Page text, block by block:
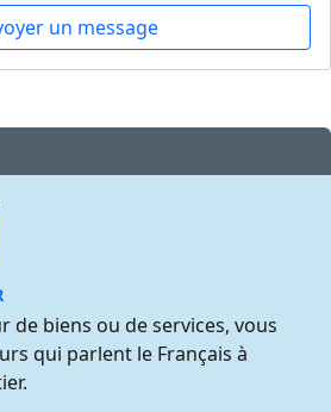
un message
de biens ou de services, vous
qui parlent le Français à